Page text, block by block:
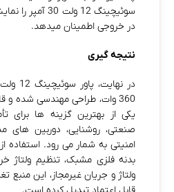
سوئیچینگ 12 ولت
در خروجی اطمینان میدهد.
نتیجه گیری
360 وات، طراحی مهندسی‌ شده
یکی از بهترین گزینه‌ ها برای
صنعتی، روشنایی، دوربین‌
امنیتی به شمار می‌ رود. استفاده
بدنه فلزی مشبک، تنظیم ولتاژ
ولتاژ و جریان غیرمجاز، این منبع